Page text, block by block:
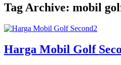
Tag Archive: mobil
Harga Mobil Golf